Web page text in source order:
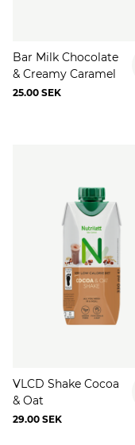
Bar Milk Chocolate
& Creamy Caramel
25.00 SEK
VLCD Shake Cocoa
& Oat
29.00 SEK